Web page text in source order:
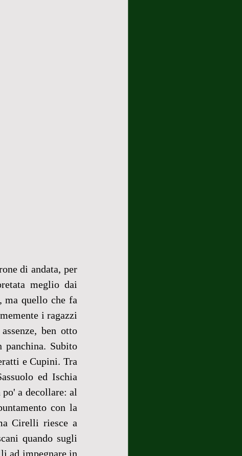
di andata, per
meglio dai
ma quello che fa
i ragazzi
ben otto
Subito
e Cupini. Tra
ed Ischia
a decollare: al
con la
Cirelli riesce a
quando sugli
ad impegnare in